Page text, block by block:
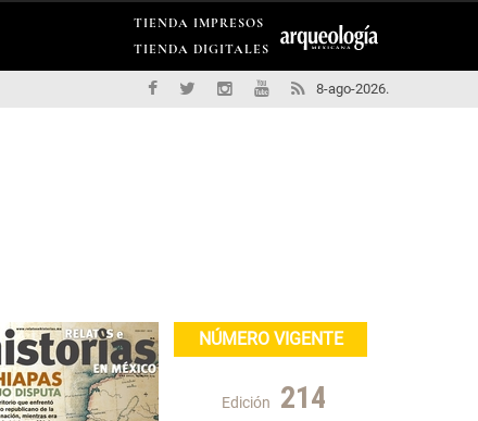
TIENDA IMPRESOS
TIENDA DIGITALES
8-ago-2026.
NÚMERO VIGENTE
Edición 214